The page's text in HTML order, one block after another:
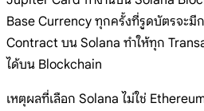
Base Currency ทุกครั้งที่รูดบัตรจะมี
Contract บน Solana ทำให้ทุก
ได้บน Blockchain
เหตุผลที่เลือก Solana ไม่ใช่